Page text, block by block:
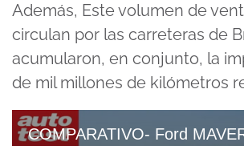
Además, Este volumen de
circulan por las carreteras de
acumularon, en conjunto, la
de mil millones de kilómetros